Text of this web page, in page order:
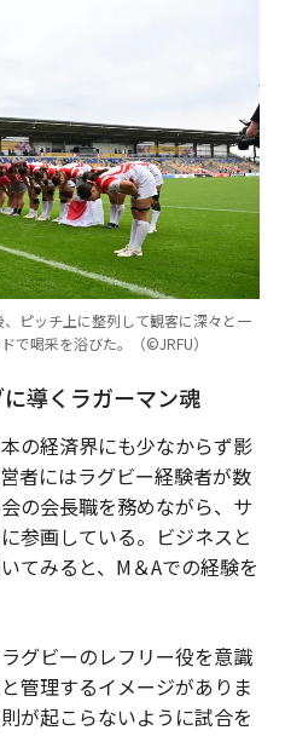
ピッチ上に整列して観客に深々と一
で喝采を浴びた。（©︎JRFU）
導くラガーマン魂
の経済界にも少なからず影
者にはラグビー経験者が数
の会長職を務めながら、サ
参画している。ビジネスと
てみると、M＆Aでの経験を
グビーのレフリー役を意識
管理するイメージがありま
が起こらないように試合を